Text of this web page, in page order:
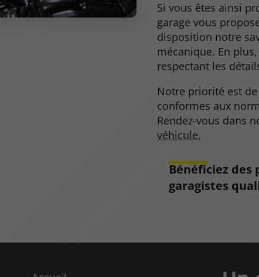
Si vous êtes ainsi
garage vous
disposition notre
mécanique. En
respectant les
Notre priorité est
conformes aux
Rendez-vous dans
véhicule.
Bénéficiez des
garagistes